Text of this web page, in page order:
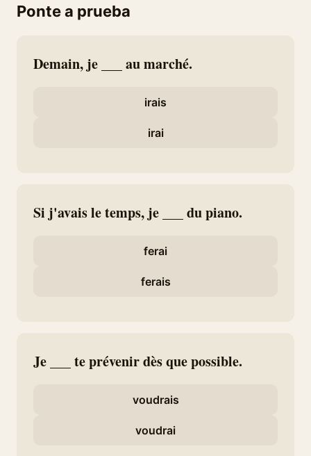
Ponte a prueba
Demain, je ___ au marché.
irais
irai
Si j'avais le temps, je ___ du piano.
ferai
ferais
Je ___ te prévenir dès que possible.
voudrais
voudrai